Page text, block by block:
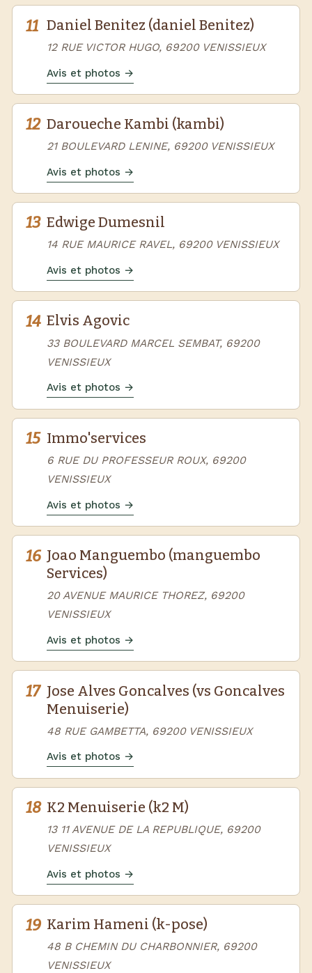
11 Daniel Benitez (daniel Benitez)
12 RUE VICTOR HUGO, 69200 VENISSIEUX
Avis et photos →
12 Daroueche Kambi (kambi)
21 BOULEVARD LENINE, 69200 VENISSIEUX
Avis et photos →
13 Edwige Dumesnil
14 RUE MAURICE RAVEL, 69200 VENISSIEUX
Avis et photos →
14 Elvis Agovic
33 BOULEVARD MARCEL SEMBAT, 69200
VENISSIEUX
Avis et photos →
15 Immo'services
6 RUE DU PROFESSEUR ROUX, 69200
VENISSIEUX
Avis et photos →
16 Joao Manguembo (manguembo
Services)
20 AVENUE MAURICE THOREZ, 69200
VENISSIEUX
Avis et photos →
17 Jose Alves Goncalves (vs Goncalves
Menuiserie)
48 RUE GAMBETTA, 69200 VENISSIEUX
Avis et photos →
18 K2 Menuiserie (k2 M)
13 11 AVENUE DE LA REPUBLIQUE, 69200
VENISSIEUX
Avis et photos →
19 Karim Hameni (k-pose)
48 B CHEMIN DU CHARBONNIER, 69200
VENISSIEUX